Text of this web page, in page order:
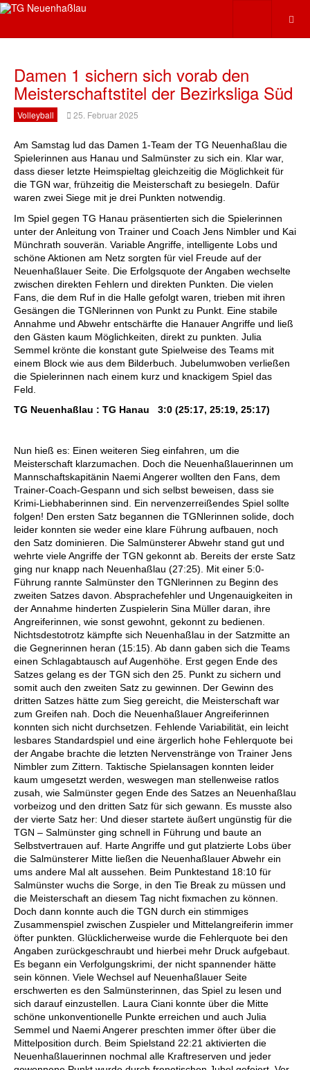
Damen 1 sichern sich vorab den
Meisterschaftstitel der Bezirksliga Süd
Volleyball 25. Februar 2025
Am Samstag lud das Damen 1-Team der TG Neuenhaßlau die
Spielerinnen aus Hanau und Salmünster zu sich ein. Klar war,
dass dieser letzte Heimspieltag gleichzeitig die Möglichkeit für
die TGN war, frühzeitig die Meisterschaft zu besiegeln. Dafür
waren zwei Siege mit je drei Punkten notwendig.
Im Spiel gegen TG Hanau präsentierten sich die Spielerinnen
unter der Anleitung von Trainer und Coach Jens Nimbler und Kai
Münchrath souverän. Variable Angriffe, intelligente Lobs und
schöne Aktionen am Netz sorgten für viel Freude auf der
Neuenhaßlauer Seite. Die Erfolgsquote der Angaben wechselte
zwischen direkten Fehlern und direkten Punkten. Die vielen
Fans, die dem Ruf in die Halle gefolgt waren, trieben mit ihren
Gesängen die TGNlerinnen von Punkt zu Punkt. Eine stabile
Annahme und Abwehr entschärfte die Hanauer Angriffe und ließ
den Gästen kaum Möglichkeiten, direkt zu punkten. Julia
Semmel krönte die konstant gute Spielweise des Teams mit
einem Block wie aus dem Bilderbuch. Jubelumwoben verließen
die Spielerinnen nach einem kurz und knackigem Spiel das
Feld.
TG Neuenhaßlau : TG Hanau   3:0 (25:17, 25:19, 25:17)
Nun hieß es: Einen weiteren Sieg einfahren, um die
Meisterschaft klarzumachen. Doch die Neuenhaßlauerinnen um
Mannschaftskapitänin Naemi Angerer wollten den Fans, dem
Trainer-Coach-Gespann und sich selbst beweisen, dass sie
Krimi-Liebhaberinnen sind. Ein nervenzerreißendes Spiel sollte
folgen! Den ersten Satz begannen die TGNlerinnen solide, doch
leider konnten sie weder eine klare Führung aufbauen, noch
den Satz dominieren. Die Salmünsterer Abwehr stand gut und
wehrte viele Angriffe der TGN gekonnt ab. Bereits der erste Satz
ging nur knapp nach Neuenhaßlau (27:25). Mit einer 5:0-
Führung rannte Salmünster den TGNlerinnen zu Beginn des
zweiten Satzes davon. Absprachefehler und Ungenauigkeiten in
der Annahme hinderten Zuspielerin Sina Müller daran, ihre
Angreiferinnen, wie sonst gewohnt, gekonnt zu bedienen.
Nichtsdestotrotz kämpfte sich Neuenhaßlau in der Satzmitte an
die Gegnerinnen heran (15:15). Ab dann gaben sich die Teams
einen Schlagabtausch auf Augenhöhe. Erst gegen Ende des
Satzes gelang es der TGN sich den 25. Punkt zu sichern und
somit auch den zweiten Satz zu gewinnen. Der Gewinn des
dritten Satzes hätte zum Sieg gereicht, die Meisterschaft war
zum Greifen nah. Doch die Neuenhaßlauer Angreiferinnen
konnten sich nicht durchsetzen. Fehlende Variabilität, ein leicht
lesbares Standardspiel und eine ärgerlich hohe Fehlerquote bei
der Angabe brachte die letzten Nervenstränge von Trainer Jens
Nimbler zum Zittern. Taktische Spielansagen konnten leider
kaum umgesetzt werden, weswegen man stellenweise ratlos
zusah, wie Salmünster gegen Ende des Satzes an Neuenhaßlau
vorbeizog und den dritten Satz für sich gewann. Es musste also
der vierte Satz her: Und dieser startete äußert ungünstig für die
TGN – Salmünster ging schnell in Führung und baute an
Selbstvertrauen auf. Harte Angriffe und gut platzierte Lobs über
die Salmünsterer Mitte ließen die Neuenhaßlauer Abwehr ein
ums andere Mal alt aussehen. Beim Punktestand 18:10 für
Salmünster wuchs die Sorge, in den Tie Break zu müssen und
die Meisterschaft an diesem Tag nicht fixmachen zu können.
Doch dann konnte auch die TGN durch ein stimmiges
Zusammenspiel zwischen Zuspieler und Mittelangreiferin immer
öfter punkten. Glücklicherweise wurde die Fehlerquote bei den
Angaben zurückgeschraubt und hierbei mehr Druck aufgebaut.
Es begann ein Verfolgungskrimi, der nicht spannender hätte
sein können. Viele Wechsel auf Neuenhaßlauer Seite
erschwerten es den Salmünsterinnen, das Spiel zu lesen und
sich darauf einzustellen. Laura Ciani konnte über die Mitte
schöne unkonventionelle Punkte erreichen und auch Julia
Semmel und Naemi Angerer preschten immer öfter über die
Mittelposition durch. Beim Spielstand 22:21 aktivierten die
Neuenhaßlauerinnen nochmal alle Kraftreserven und jeder